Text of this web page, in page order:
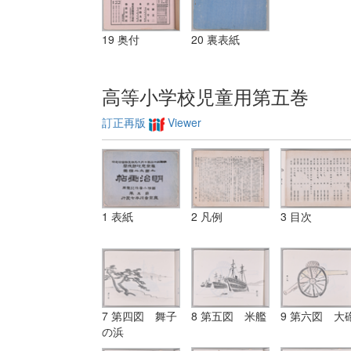
19 奥付 20 裏表紙
高等小学校児童用第五巻
訂正再版 Viewer
1 表紙 2 凡例 3 目次
7 第四図 舞子
の浜
8 第五図 米艦 9 第六図 大